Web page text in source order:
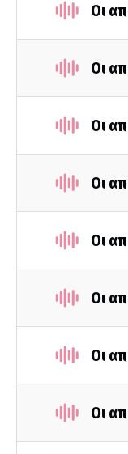
Οι
Οι
Οι
Οι
Οι
Οι
Οι
Οι